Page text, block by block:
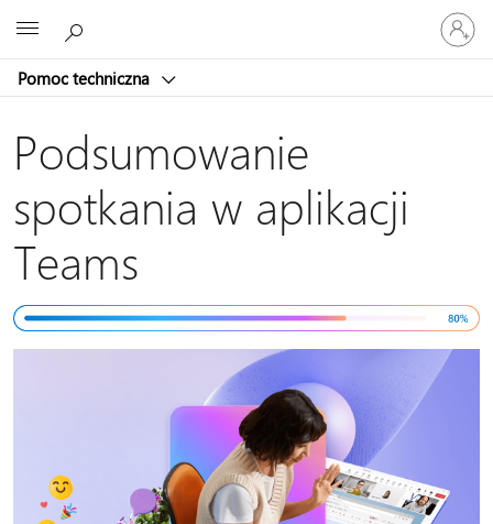
Pomoc techniczna
Zaloguj
się
do
konta
Podsumowanie
spotkania w aplikacji
Teams